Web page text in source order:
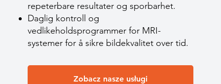
repeterbare resultater og sporbarhet.
Daglig kontroll og
vedlikeholdsprogrammer for MRI-
systemer for å sikre bildekvalitet over tid.
Zobacz nasze usługi